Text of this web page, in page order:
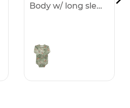
Body w/ long sleeves -25%